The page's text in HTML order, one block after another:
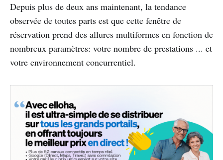
Depuis plus de deux ans maintenant, la tendance
observée de toutes parts est que cette fenêtre de
réservation prend des allures multiformes en fonction de
nombreux paramètres: votre nombre de prestations ... et
votre environnement concurrentiel.